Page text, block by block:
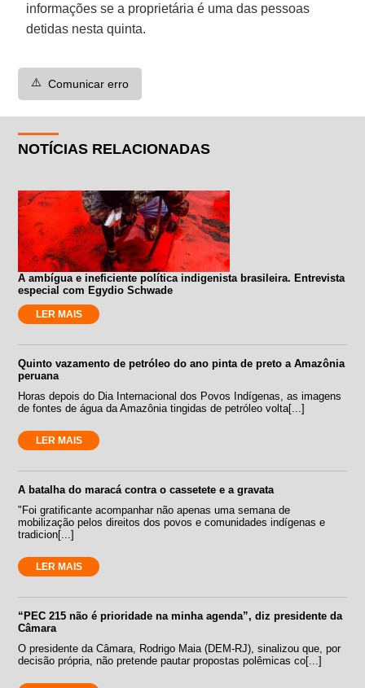
informações se a proprietária é uma das pessoas
detidas nesta quinta.
⚠️ Comunicar erro
NOTÍCIAS RELACIONADAS
A ambígua e ineficiente política indigenista brasileira. Entrevista
especial com Egydio Schwade
LER MAIS
Quinto vazamento de petróleo do ano pinta de preto a Amazônia
peruana
Horas depois do Dia Internacional dos Povos Indígenas, as imagens
de fontes de água da Amazônia tingidas de petróleo volta[...]
LER MAIS
A batalha do maracá contra o cassetete e a gravata
"Foi gratificante acompanhar não apenas uma semana de
mobilização pelos direitos dos povos e comunidades indígenas e
tradicion[...]
LER MAIS
“PEC 215 não é prioridade na minha agenda”, diz presidente da
Câmara
O presidente da Câmara, Rodrigo Maia (DEM-RJ), sinalizou que, por
decisão própria, não pretende pautar propostas polêmicas co[...]